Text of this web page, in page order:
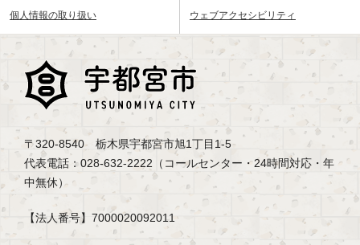
個人情報の取り扱い ウェブアクセシビリティ
〒320-8540 栃木県宇都宮市旭1丁目1-5
代表電話：028-632-2222（コールセンター・24時間対応・年
中無休）
【法人番号】7000020092011